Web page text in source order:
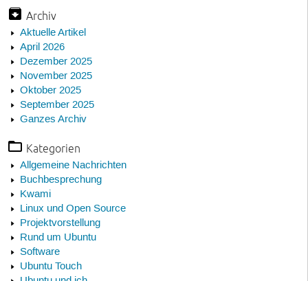
Archiv
Aktuelle Artikel
April 2026
Dezember 2025
November 2025
Oktober 2025
September 2025
Ganzes Archiv
Kategorien
Allgemeine Nachrichten
Buchbesprechung
Kwami
Linux und Open Source
Projektvorstellung
Rund um Ubuntu
Software
Ubuntu Touch